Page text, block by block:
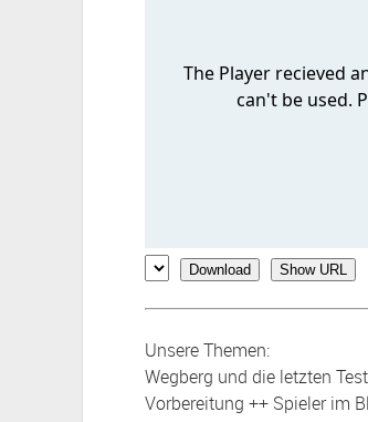
Download Show URL
Unsere Themen:
Wegberg und die letzten
Vorbereitung ++ Spieler im